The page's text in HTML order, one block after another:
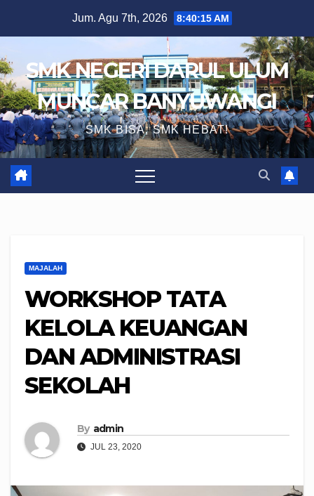
Jum. Agu 7th, 2026 8:40:16 AM
SMK NEGERI DARUL ULUM
MUNCAR BANYUWANGI
SMK BISA, SMK HEBAT!
MAJALAH
WORKSHOP TATA
KELOLA KEUANGAN
DAN ADMINISTRASI
SEKOLAH
By admin
JUL 23, 2020